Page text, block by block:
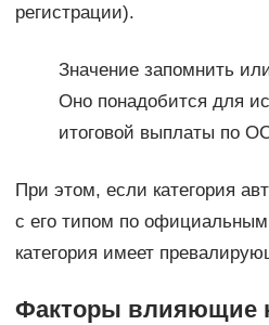
регистрации).
Значение запомнить
Оно понадобится для
итоговой выплаты по
При этом, если категория
с его типом по
категория имеет
Факторы влияющие